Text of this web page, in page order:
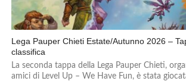
Lega Pauper Chieti Estate/Autunno 2026 –
classifica
La seconda tappa della Lega Pauper Chieti,
amici di Level Up – We Have Fun, è stata